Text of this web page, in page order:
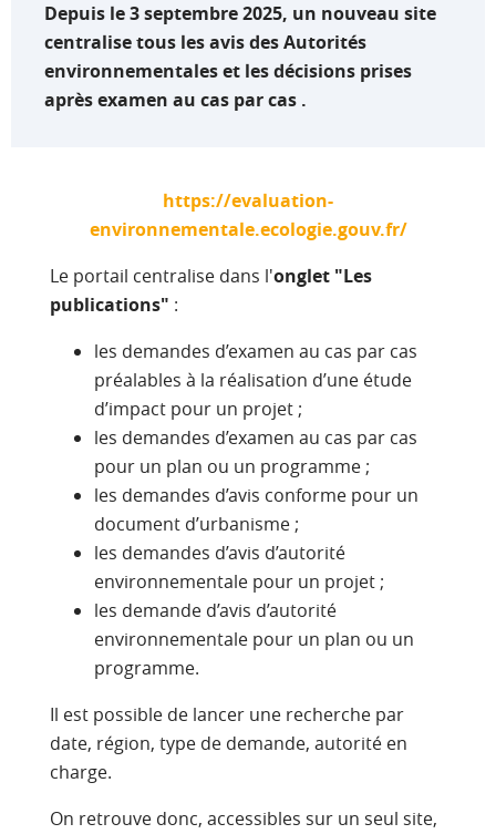
Depuis le 3 septembre 2025, un nouveau site
centralise tous les avis des Autorités
environnementales et les décisions prises
après examen au cas par cas .
https://evaluation-
environnementale.ecologie.gouv.fr/
Le portail centralise dans l'onglet "Les
publications" :
les demandes d’examen au cas par cas
préalables à la réalisation d’une étude
d’impact pour un projet ;
les demandes d’examen au cas par cas
pour un plan ou un programme ;
les demandes d’avis conforme pour un
document d’urbanisme ;
les demandes d’avis d’autorité
environnementale pour un projet ;
les demande d’avis d’autorité
environnementale pour un plan ou un
programme.
Il est possible de lancer une recherche par
date, région, type de demande, autorité en
charge.
On retrouve donc, accessibles sur un seul site,